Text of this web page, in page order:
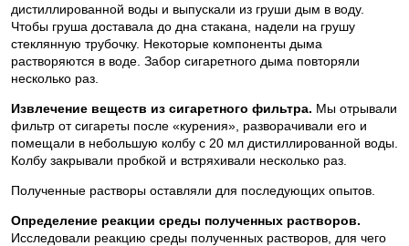
дистиллированной воды и выпускали из груши дым в воду.
Чтобы груша доставала до дна стакана, надели на грушу
стеклянную трубочку. Некоторые компоненты дыма
растворяются в воде. Забор сигаретного дыма повторяли
несколько раз.
Извлечение веществ из сигаретного фильтра. Мы отрывали
фильтр от сигареты после «курения», разворачивали его и
помещали в небольшую колбу с 20 мл дистиллированной воды.
Колбу закрывали пробкой и встряхивали несколько раз.
Полученные растворы оставляли для последующих опытов.
Определение реакции среды полученных растворов.
Исследовали реакцию среды полученных растворов, для чего